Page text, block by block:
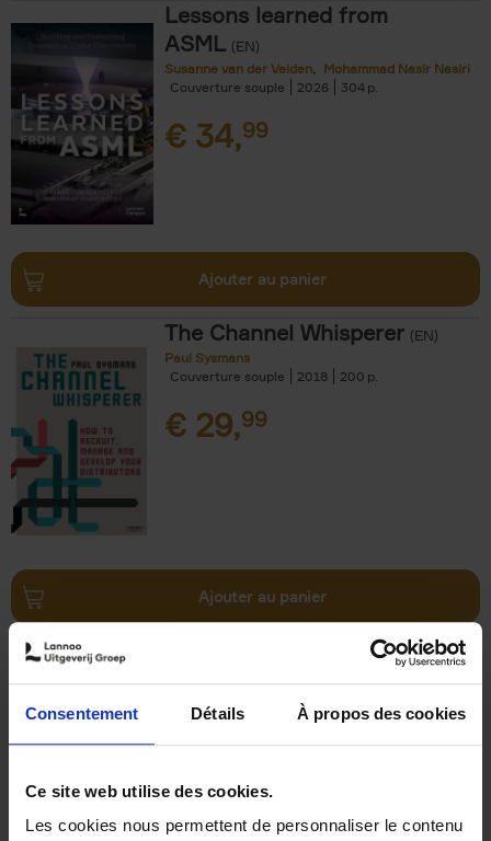
Consentement Détails À propos des cookies
Ce site web utilise des cookies.
Les cookies nous permettent de personnaliser le contenu
Lessons learned from
ASML (EN)
Susanne van der Velden
Mohammad Nasir Nasiri
Couverture souple
2026 304
€ 34,99
Ajouter au panier
The Channel Whisperer (EN)
Paul Sysmans
Couverture souple
2018 200
€ 29,99
Ajouter au panier
Digital marketing like a PRO -
completely revised edition (EN)
Clo Willaerts
Couverture souple
2022 226